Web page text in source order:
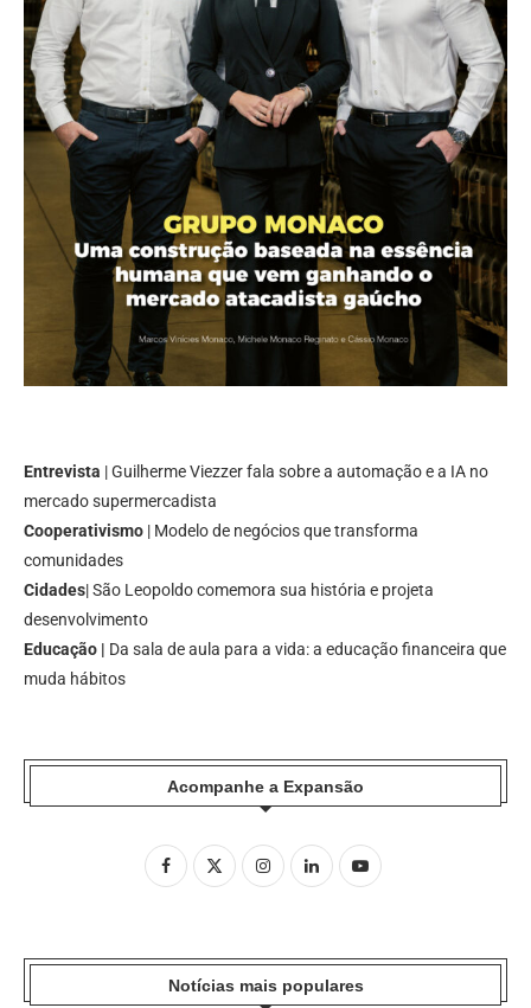
Entrevista | Guilherme Viezzer fala sobre a automação e a IA no
mercado supermercadista
Cooperativismo | Modelo de negócios que transforma
comunidades
Cidades| São Leopoldo comemora sua história e projeta
desenvolvimento
Educação | Da sala de aula para a vida: a educação financeira que
muda hábitos
Acompanhe a Expansão
Notícias mais populares